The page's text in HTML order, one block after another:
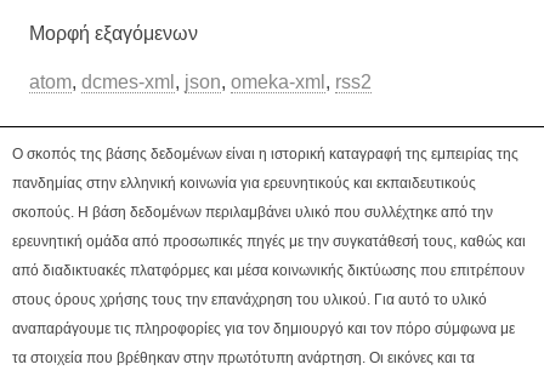
Μορφή εξαγόμενων
atom, dcmes-xml , json, omeka-xml , rss2
Ο σκοπός της βάσης δεδομένων είναι η ιστορική καταγραφή της εμπειρίας της
πανδημίας στην ελληνική κοινωνία για ερευνητικούς και εκπαιδευτικούς
σκοπούς. Η βάση δεδομένων περιλαμβάνει υλικό που συλλέχτηκε από την
ερευνητική ομάδα από προσωπικές πηγές με την συγκατάθεσή τους, καθώς και
από διαδικτυακές πλατφόρμες και μέσα κοινωνικής δικτύωσης που επιτρέπουν
στους όρους χρήσης τους την επανάχρηση του υλικού. Για αυτό το υλικό
αναπαράγουμε τις πληροφορίες για τον δημιουργό και τον πόρο σύμφωνα με
τα στοιχεία που βρέθηκαν στην πρωτότυπη ανάρτηση. Οι εικόνες και τα